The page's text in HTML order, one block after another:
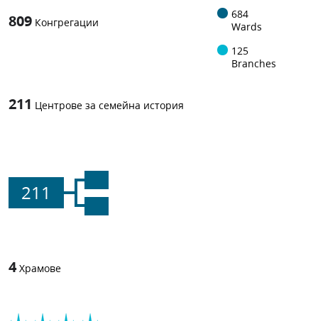
809 Конгрегации
684
Wards
125
Branches
211 Центрове за семейна история
211
4 Храмове